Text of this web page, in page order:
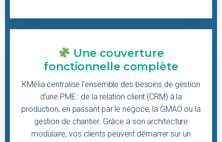
Une couverture
fonctionnelle complète
KMélia centralise l’ensemble des besoins de gestion
d’une PME : de la relation client (CRM) à la
production, en passant par le négoce, la GMAO ou la
gestion de chantier. Grâce à son architecture
modulaire, vos clients peuvent démarrer sur un